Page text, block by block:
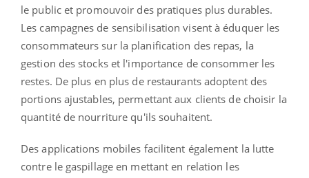
le public et promouvoir des pratiques plus durables.
Les campagnes de sensibilisation visent à éduquer les
consommateurs sur la planification des repas, la
gestion des stocks et l'importance de consommer les
restes. De plus en plus de restaurants adoptent des
portions ajustables, permettant aux clients de choisir la
quantité de nourriture qu'ils souhaitent.
Des applications mobiles facilitent également la lutte
contre le gaspillage en mettant en relation les